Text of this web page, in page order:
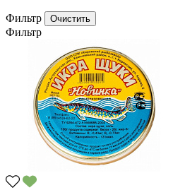
Фильтр
Фильтр